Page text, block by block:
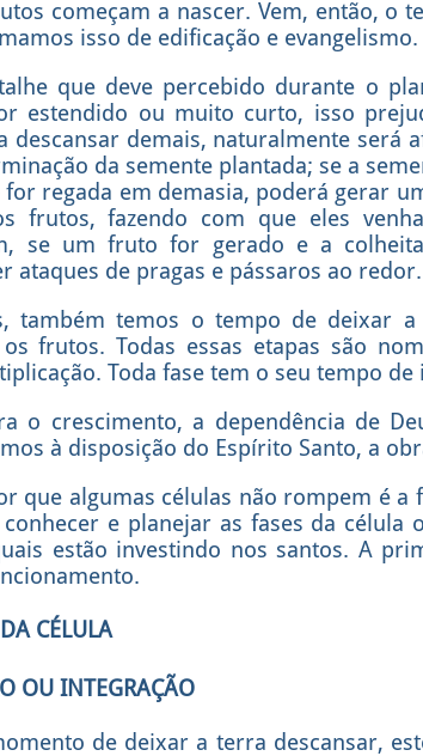
começam a nascer. Vem, então, o
isso de edificação e evangelismo.
que deve percebido durante o
estendido ou muito curto, isso
descansar demais, naturalmente será
da semente plantada; se a
regada em demasia, poderá gerar
frutos, fazendo com que eles
se um fruto for gerado e a
ataques de pragas e pássaros ao redor.
também temos o tempo de deixar
frutos. Todas essas etapas são
Toda fase tem o seu tempo
o crescimento, a dependência de
à disposição do Espírito Santo, a
que algumas células não rompem é a
e planejar as fases da célula
estão investindo nos santos. A
CÉLULA
OU INTEGRAÇÃO
de deixar a terra descansar,